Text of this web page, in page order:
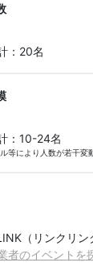
：20名
：10-24名
等により人数が若干変
（リンクリン
者のイベントを